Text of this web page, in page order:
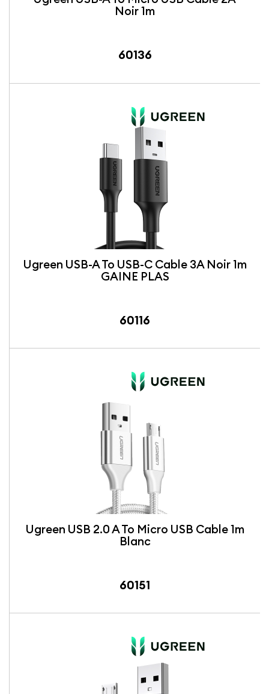
Noir 1m
60136
Ugreen USB-A To USB-C Cable 3A Noir 1m
GAINE PLAS
60116
Ugreen USB 2.0 A To Micro USB Cable 1m
Blanc
60151